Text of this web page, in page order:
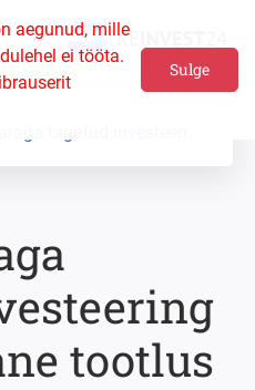
aegunud, mille
ei tööta.
Sulge
tootlus